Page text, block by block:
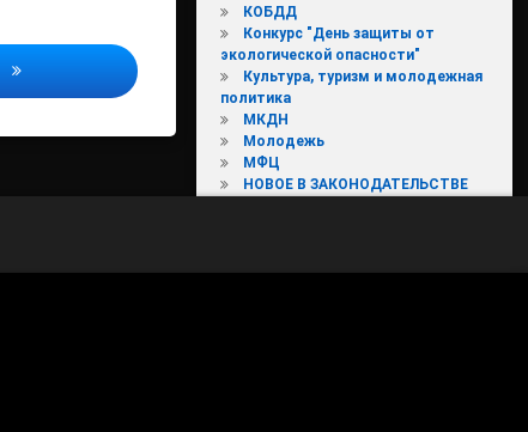
В региональном Роскадастре ответили на вопросы о
КОБДД
Конкурс "День защиты от
экологической опасности"
Культура, туризм и молодежная
политика
МКДН
Молодежь
МФЦ
НОВОЕ В ЗАКОНОДАТЕЛЬСТВЕ
Округ